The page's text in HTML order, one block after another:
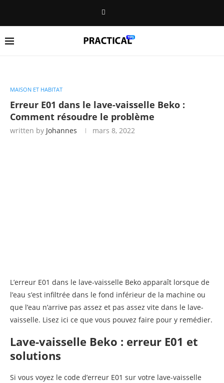
MAISON ET HABITAT
Erreur E01 dans le lave-vaisselle Beko :
Comment résoudre le problème
written by Johannes mars 8, 2022
L’erreur E01 dans le lave-vaisselle Beko apparaît lorsque de
l’eau s’est infiltrée dans le fond inférieur de la machine ou
que l’eau n’arrive pas assez et pas assez vite dans le lave-
vaisselle. Lisez ici ce que vous pouvez faire pour y remédier.
Lave-vaisselle Beko : erreur E01 et
solutions
Si vous voyez le code d’erreur E01 sur votre lave-vaisselle